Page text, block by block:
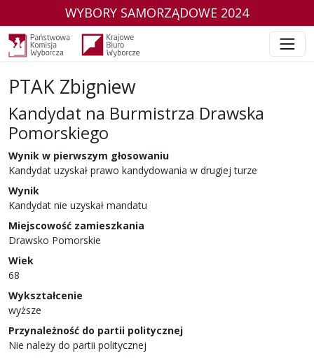
WYBORY SAMORZĄDOWE 2024
PTAK Zbigniew
Kandydat na Burmistrza Drawska
Pomorskiego
w wyborach samorządowych w 2024 r.
Wynik w pierwszym głosowaniu
Kandydat uzyskał prawo kandydowania w drugiej turze
Wynik
Kandydat nie uzyskał mandatu
Miejscowość zamieszkania
Drawsko Pomorskie
Wiek
68
Wykształcenie
wyższe
Przynależność do partii politycznej
Nie należy do partii politycznej